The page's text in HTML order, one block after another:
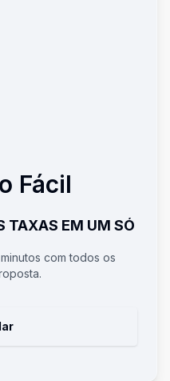
Fácil
TAXAS EM UM SÓ
com todos os